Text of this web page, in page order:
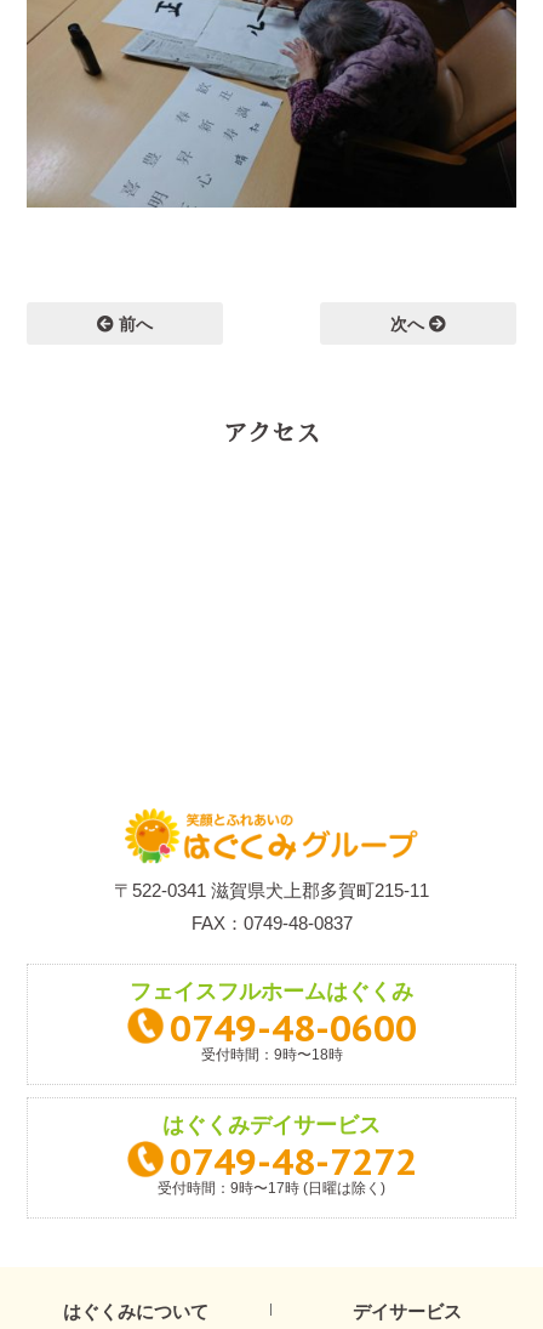
前へ 次へ
アクセス
〒522-0341 滋賀県犬上郡多賀町215-11
FAX：0749-48-0837
フェイスフルホームはぐくみ
0749-48-0600
受付時間：9時〜18時
はぐくみデイサービス
0749-48-7272
受付時間：9時〜17時 (日曜は除く)
はぐくみについて デイサービス